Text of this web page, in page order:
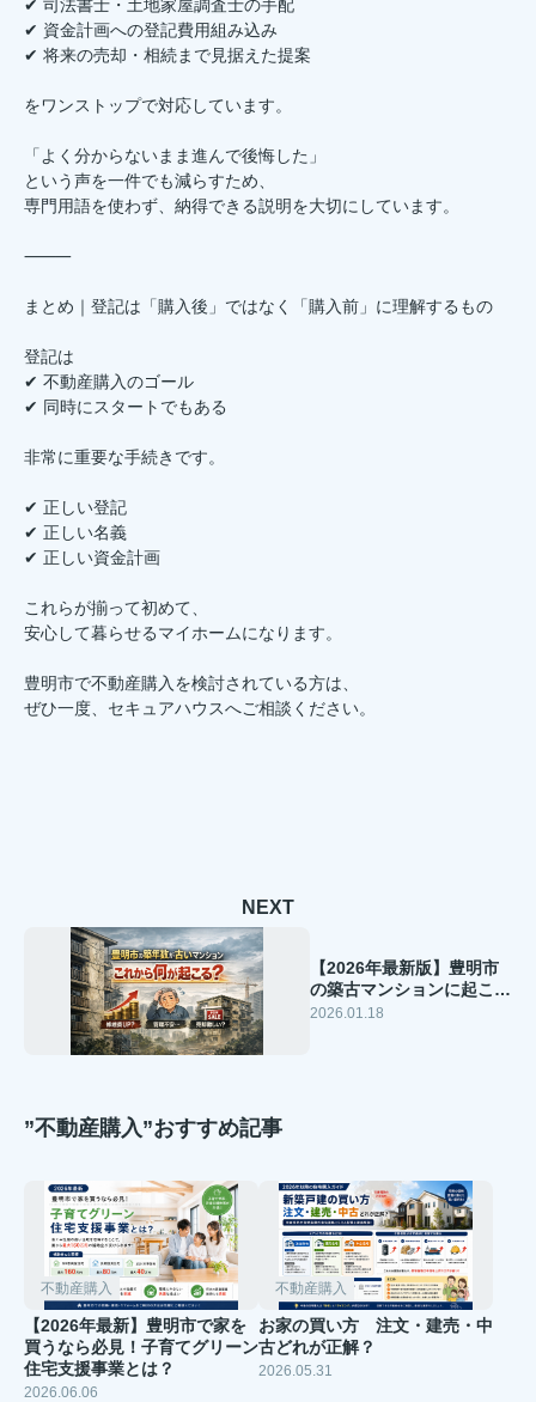
✔ 司法書士・土地家屋調査士の手配
✔ 資金計画への登記費用組み込み
✔ 将来の売却・相続まで見据えた提案
をワンストップで対応しています。
「よく分からないまま進んで後悔した」
という声を一件でも減らすため、
専門用語を使わず、納得できる説明を大切にしています。
⸻
まとめ｜登記は「購入後」ではなく「購入前」に理解するもの
登記は
✔ 不動産購入のゴール
✔ 同時にスタートでもある
非常に重要な手続きです。
✔ 正しい登記
✔ 正しい名義
✔ 正しい資金計画
これらが揃って初めて、
安心して暮らせるマイホームになります。
豊明市で不動産購入を検討されている方は、
ぜひ一度、セキュアハウスへご相談ください。
NEXT
【2026年最新版】豊明市
の築古マンションに起こる
こと｜資産価値・修繕・売
2026.01.18
”不動産購入”おすすめ記事
不動産購入
【2026年最新】豊明市で家を
買うなら必見！子育てグリーン
住宅支援事業とは？
2026.06.06
不動産購入
お家の買い方 注文・建売・中
古どれが正解？
2026.05.31